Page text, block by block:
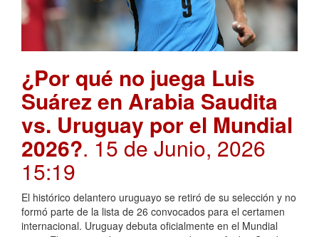
¿Por qué no juega Luis
Suárez en Arabia Saudita
vs. Uruguay por el Mundial
2026?. 15 de Junio, 2026
15:19
El histórico delantero uruguayo se retiró de su selección y no
formó parte de la lista de 26 convocados para el certamen
internacional. Uruguay debuta oficialmente en el Mundial